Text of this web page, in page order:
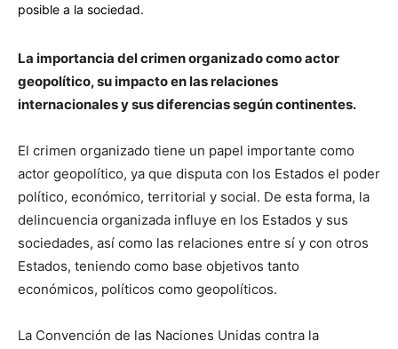
posible a la sociedad.
La importancia del crimen organizado como actor
geopolítico, su impacto en las relaciones
internacionales y sus diferencias según continentes.
El crimen organizado tiene un papel importante como
actor geopolítico, ya que disputa con los Estados el poder
político, económico, territorial y social. De esta forma, la
delincuencia organizada influye en los Estados y sus
sociedades, así como las relaciones entre sí y con otros
Estados, teniendo como base objetivos tanto
económicos, políticos como geopolíticos.
La Convención de las Naciones Unidas contra la